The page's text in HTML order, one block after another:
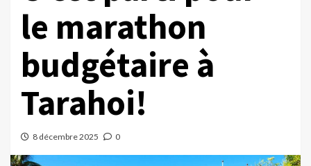
le marathon
budgétaire à
Tarahoi!
8 décembre 2025 0